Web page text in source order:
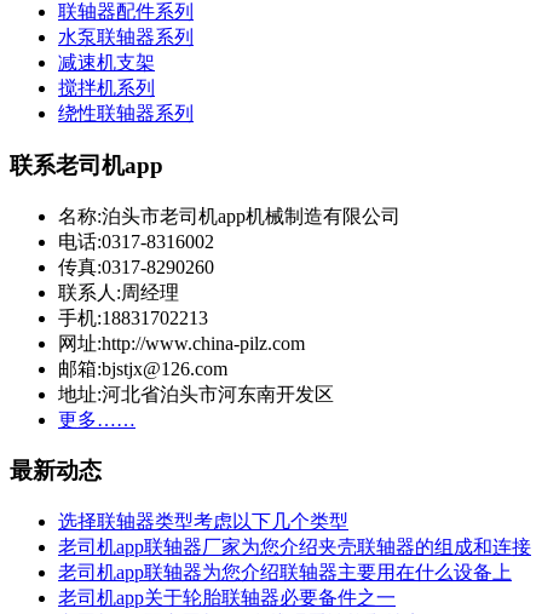
联轴器配件系列
水泵联轴器系列
减速机支架
搅拌机系列
绕性联轴器系列
联系老司机app
名称:泊头市老司机app机械制造有限公司
电话:0317-8316002
传真:0317-8290260
联系人:周经理
手机:18831702213
网址:http://www.china-pilz.com
邮箱:bjstjx@126.com
地址:河北省泊头市河东南开发区
更多……
最新动态
选择联轴器类型考虑以下几个类型
老司机app联轴器厂家为您介绍夹壳联轴器的组成和连接
老司机app联轴器为您介绍联轴器主要用在什么设备上
老司机app关于轮胎联轴器必要备件之一